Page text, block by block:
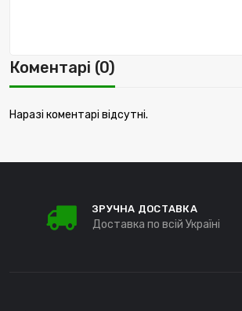
Коментарі (0)
Наразі коментарі відсутні.
ЗРУЧНА ДОСТАВКА
Доставка по всій Україні